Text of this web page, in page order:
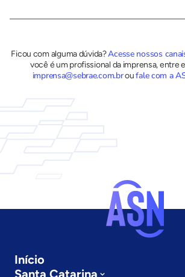
Ficou com alguma dúvida?Acesse nossos
você é um profissional da imprensa, entre
imprensa@sebrae.com.broufale com a
Início